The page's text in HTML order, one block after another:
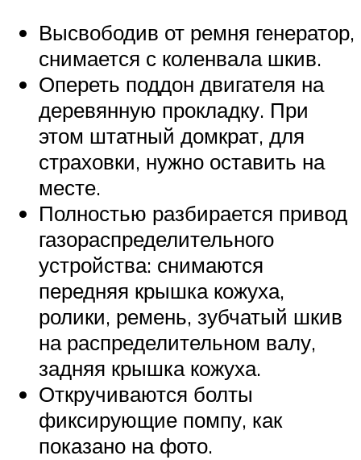
Высвободив от ремня генератор,
снимается с коленвала шкив.
Опереть поддон двигателя на
деревянную прокладку. При
этом штатный домкрат, для
страховки, нужно оставить на
месте.
Полностью разбирается привод
газораспределительного
устройства: снимаются
передняя крышка кожуха,
ролики, ремень, зубчатый шкив
на распределительном валу,
задняя крышка кожуха.
Откручиваются болты
фиксирующие помпу, как
показано на фото.